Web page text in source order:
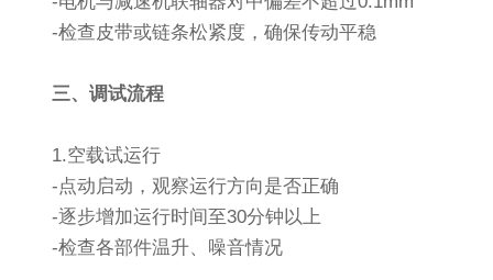
-检查皮带或链条松紧度，确保传动平稳
三、调试流程
1.空载试运行
-点动启动，观察运行方向是否正确
-逐步增加运行时间至30分钟以上
-检查各部件温升、噪音情况